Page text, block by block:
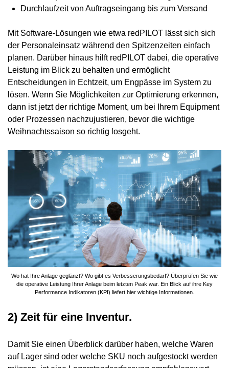
Durchlaufzeit von Auftragseingang bis zum Versand
Mit Software-Lösungen wie etwa redPILOT lässt sich sich
der Personaleinsatz während den Spitzenzeiten einfach
planen. Darüber hinaus hilft redPILOT dabei, die operative
Leistung im Blick zu behalten und ermöglicht
Entscheidungen in Echtzeit, um Engpässe im System zu
lösen. Wenn Sie Möglichkeiten zur Optimierung erkennen,
dann ist jetzt der richtige Moment, um bei Ihrem Equipment
oder Prozessen nachzujustieren, bevor die wichtige
Weihnachtssaison so richtig losgeht.
Wo hat Ihre Anlage geglänzt? Wo gibt es Verbesserungsbedarf? Überprüfen Sie wie
die operative Leistung Ihrer Anlage beim letzten Peak war. Ein Blick auf ihre Key
Performance Indikatoren (KPI) liefert hier wichtige Informationen.
2) Zeit für eine Inventur.
Damit Sie einen Überblick darüber haben, welche Waren
auf Lager sind oder welche SKU noch aufgestockt werden